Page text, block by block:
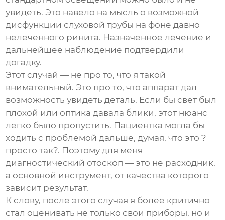
увидеть. Это навело на мысль о возможной
дисфункции слуховой трубы на фоне давно
нелеченного ринита. Назначенное лечение и
дальнейшее наблюдение подтвердили
догадку.
Этот случай — не про то, что я такой
внимательный. Это про то, что аппарат дал
возможность увидеть деталь. Если бы свет был
плохой или оптика давала блики, этот нюанс
легко было пропустить. Пациентка могла бы
ходить с проблемой дальше, думая, что это ?
просто так?. Поэтому для меня
диагностический отоскоп — это не расходник,
а основной инструмент, от качества которого
зависит результат.
К слову, после этого случая я более критично
стал оценивать не только свои приборы, но и